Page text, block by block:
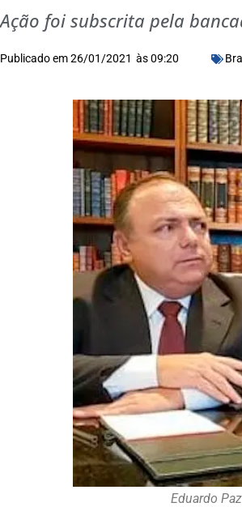
Ação foi subscrita pela
Publicado em26/01/2021 às09:20
Eduardo